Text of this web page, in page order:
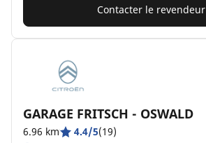
Contacter le revendeur
GARAGE FRITSCH - OSWALD
6.96 km 4.4/5(19)